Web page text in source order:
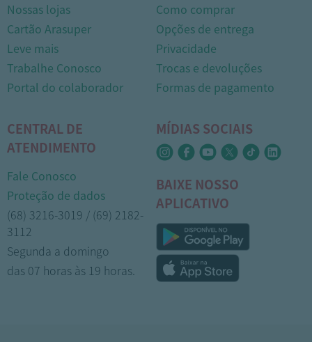
Nossas lojas
Cartão Arasuper
Leve mais
Trabalhe Conosco
Portal do colaborador
Como comprar
Opções de entrega
Privacidade
Trocas e devoluções
Formas de pagamento
CENTRAL DE
ATENDIMENTO
Fale Conosco
Proteção de dados
(68) 3216-3019 / (69) 2182-
3112
Segunda a domingo
das 07 horas às 19 horas.
MÍDIAS SOCIAIS
BAIXE NOSSO
APLICATIVO